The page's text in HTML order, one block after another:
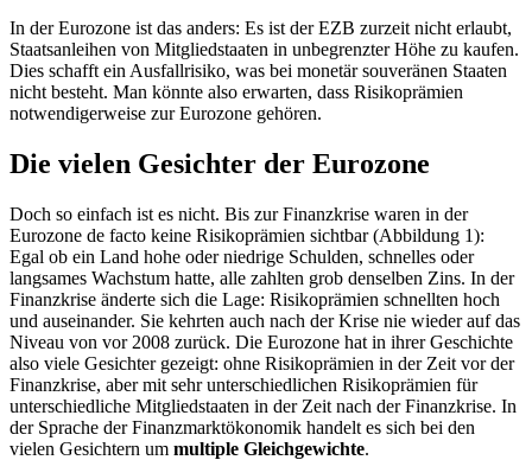
In der Eurozone ist das anders: Es ist der EZB zurzeit nicht erlaubt,
Staatsanleihen von Mitgliedstaaten in unbegrenzter Höhe zu kaufen.
Dies schafft ein Ausfallrisiko, was bei monetär souveränen Staaten
nicht besteht. Man könnte also erwarten, dass Risikoprämien
notwendigerweise zur Eurozone gehören.
Die vielen Gesichter der Eurozone
Doch so einfach ist es nicht. Bis zur Finanzkrise waren in der
Eurozone de facto keine Risikoprämien sichtbar (Abbildung 1):
Egal ob ein Land hohe oder niedrige Schulden, schnelles oder
langsames Wachstum hatte, alle zahlten grob denselben Zins. In der
Finanzkrise änderte sich die Lage: Risikoprämien schnellten hoch
und auseinander. Sie kehrten auch nach der Krise nie wieder auf das
Niveau von vor 2008 zurück. Die Eurozone hat in ihrer Geschichte
also viele Gesichter gezeigt: ohne Risikoprämien in der Zeit vor der
Finanzkrise, aber mit sehr unterschiedlichen Risikoprämien für
unterschiedliche Mitgliedstaaten in der Zeit nach der Finanzkrise. In
der Sprache der Finanzmarktökonomik handelt es sich bei den
vielen Gesichtern um multiple Gleichgewichte.